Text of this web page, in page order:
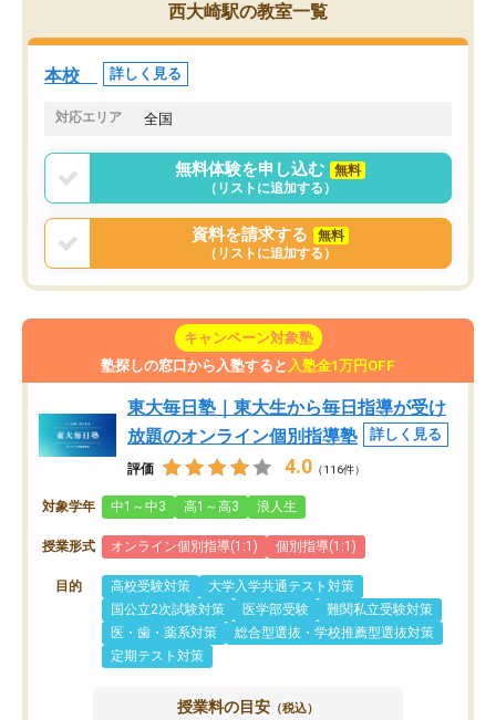
すめできる塾です。
西大崎駅の教室一覧
本校 詳しく見る
対応エリア 全国
無料体験を申し込む
無料
（リストに追加する）
資料を請求する
無料
（リストに追加する）
キャンペーン対象塾
塾探しの窓口から入塾すると 入塾金1万円OFF
東大毎日塾｜東大生から毎日指導が受け
放題のオンライン個別指導塾
詳しく見る
評価 4.0 （116件）
対象学年 中1～中3 高1～高3 浪人生
授業形式 オンライン個別指導(1:1) 個別指導(1:1)
目的 高校受験対策
大学入学共通テスト対策
国公立2次試験対策
医学部受験
難関私立受験対策
医・歯・薬系対策
総合型選抜・学校推薦型選抜対策
定期テスト対策
授業料の目安 （税込）